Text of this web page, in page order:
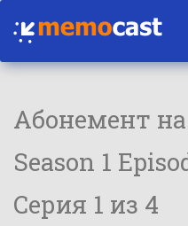
Абонемент
Season 1
Серия 1 из 4